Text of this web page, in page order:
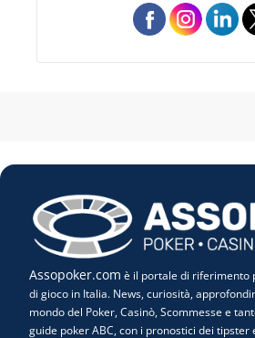
Assopoker.com è il portale di riferimento
di gioco in Italia. News, curiosità,
mondo del Poker, Casinò, Scommesse e
guide poker ABC, con i pronostici dei tipster